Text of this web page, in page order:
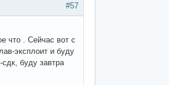
#57
что . Сейчас вот с
эксплоит и буду
буду завтра